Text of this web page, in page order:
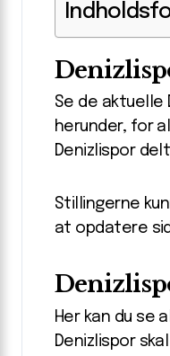
Se de aktuelle
herunder, for
Denizlispor
Stillingerne
at opdatere
Her kan du se
Denizlispor